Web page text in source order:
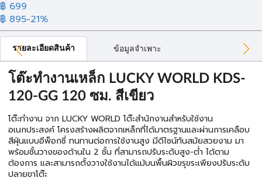
฿ 699
฿ 895-21%
รายละเอียดสินค้า ข้อมูลจำเพาะ
โต๊ะทำงานเหล็ก LUCKY WORLD KDS-
120-GG 120 ซม. สีเขียว
โต๊ะทำงาน จาก LUCKY WORLD โต๊ะสำนักงานสำหรับใช้งาน
อเนกประสงค์ โครงสร้างผลิตจากเหล็กที่ได้มาตรฐานและผ่านการเคลือบ
สีฝุ่นแบบอีพ็อกซี่ ทนทานต่อการใช้งานสูง มีดีไซน์ทันสมัยสวยงาม มา
พร้อมชั้นวางของด้านใน 2 ชั้น ที่สามารถปรับระดับสูง-ต่ำ ได้ตาม
ต้องการ และสามารถตั้งวางใช้งานได้แม้บนพื้นผิวขรุขระเพียงปรับระดับ
ปลายขาโต๊ะ